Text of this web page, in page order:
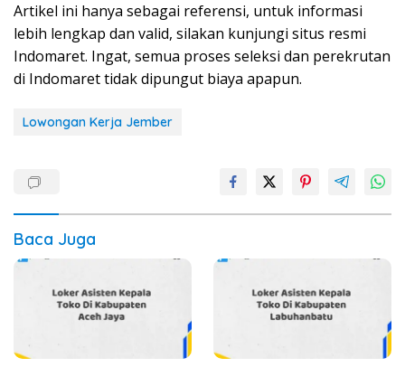
Artikel ini hanya sebagai referensi, untuk informasi
lebih lengkap dan valid, silakan kunjungi situs resmi
Indomaret. Ingat, semua proses seleksi dan perekrutan
di Indomaret tidak dipungut biaya apapun.
Lowongan Kerja Jember
Baca Juga